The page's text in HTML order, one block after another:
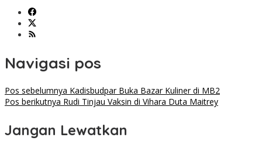
Navigasi pos
Pos sebelumnya Kadisbudpar Buka Bazar Kuliner di MB2
Pos berikutnya Rudi Tinjau Vaksin di Vihara Duta Maitrey
Jangan Lewatkan